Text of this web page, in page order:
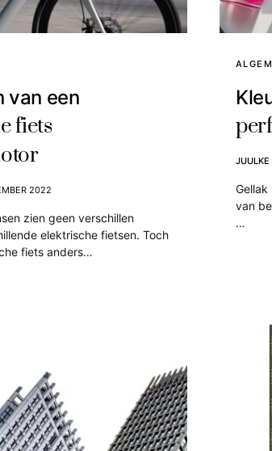
van een
fiets
2022
zien geen verschillen
elektrische fietsen. Toch
fiets anders…
JUULKE
van
…